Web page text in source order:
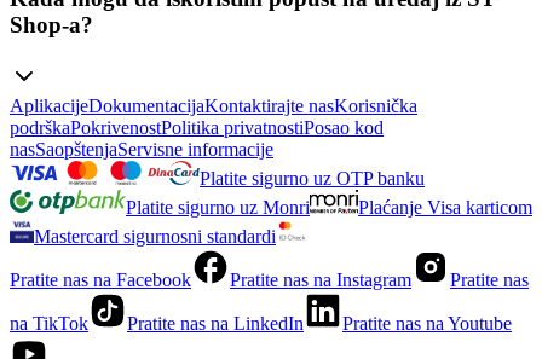
Shop-a?
AplikacijeDokumentacijaKontaktirajte nasKorisnička
podrškaPokrivenostPolitika privatnostiPosao kod
nasSaopštenjaServisne informacije
Platite sigurno uz OTP banku
Platite sigurno uz Monri
Plaćanje Visa karticom
Mastercard sigurnosni standardi
Pratite nas na Facebook Pratite nas na Instagram Pratite nas
na TikTok Pratite nas na LinkedIn Pratite nas na Youtube